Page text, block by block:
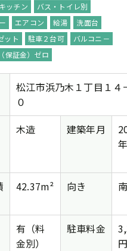
ッチン
バス・トイレ別
エアコン 給湯
洗面台
ット 駐車２台可
バルコニ－
保証金）ゼロ
松江市浜乃木１丁目１４
０
木造 建築年月
42.37m² 向き
有（料
金別）
駐車料金